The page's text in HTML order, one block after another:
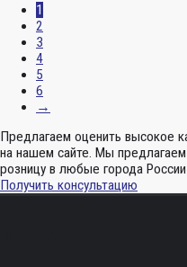
1
2
3
4
5
6
→
Предлагаем оценить высокое
на нашем сайте. Мы
розницу в любые города
Получить консультацию